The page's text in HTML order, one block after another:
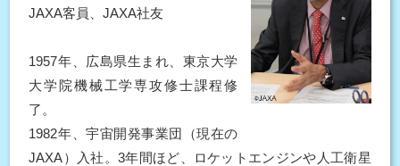
JAXA客員、JAXA社友
1957年、広島県生まれ、東京大学
大学院機械工学専攻修士課程修
了。
1982年、宇宙開発事業団（現在の
JAXA）入社。3年間ほど、ロケットエンジンや人工衛星